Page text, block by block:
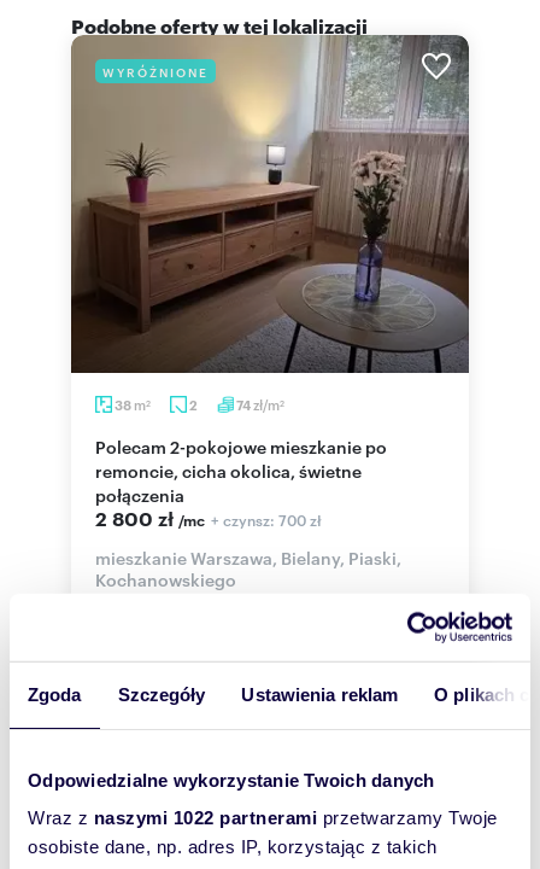
Zgoda Szczegóły Ustawienia reklam O plikach
Odpowiedzialne wykorzystanie Twoich danych
Wraz z naszymi 1022 partnerami przetwarzamy Twoje
osobiste dane, np. adres IP, korzystając z takich
Podobne oferty w tej lokalizacji
WYRÓŻNIONE
38 m2 2 74zł/m2
Polecam 2-pokojowe mieszkanie po
remoncie, cicha okolica, świetne
połączenia
2 800 zł /mc + czynsz: 700 zł
mieszkanie Warszawa, Bielany, Piaski,
Kochanowskiego
małym remoncie. Lokal znajduje się na pograniczu
WYRÓŻNIONE